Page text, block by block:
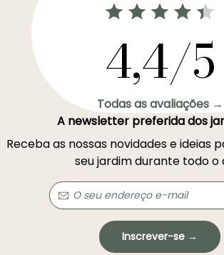
4,4/5
Todas as avaliações →
A newsletter preferida dos
Receba as nossas novidades e ideias
seu jardim durante todo o
Inscrever-se →